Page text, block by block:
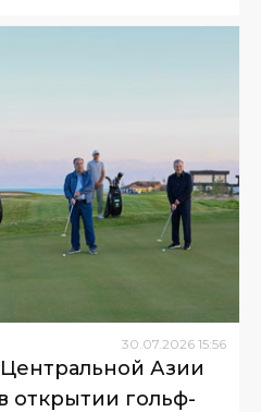
30 07 2026 15:56
Центральной Азии
открытии гольф-